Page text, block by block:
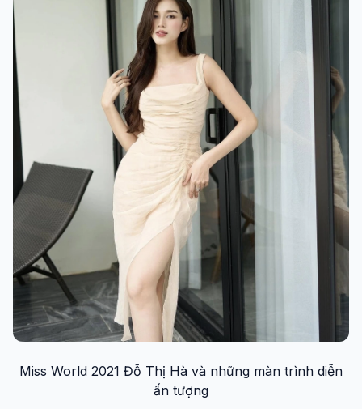
Miss World 2021 Đỗ Thị Hà và những màn trình diễn
ấn tượng